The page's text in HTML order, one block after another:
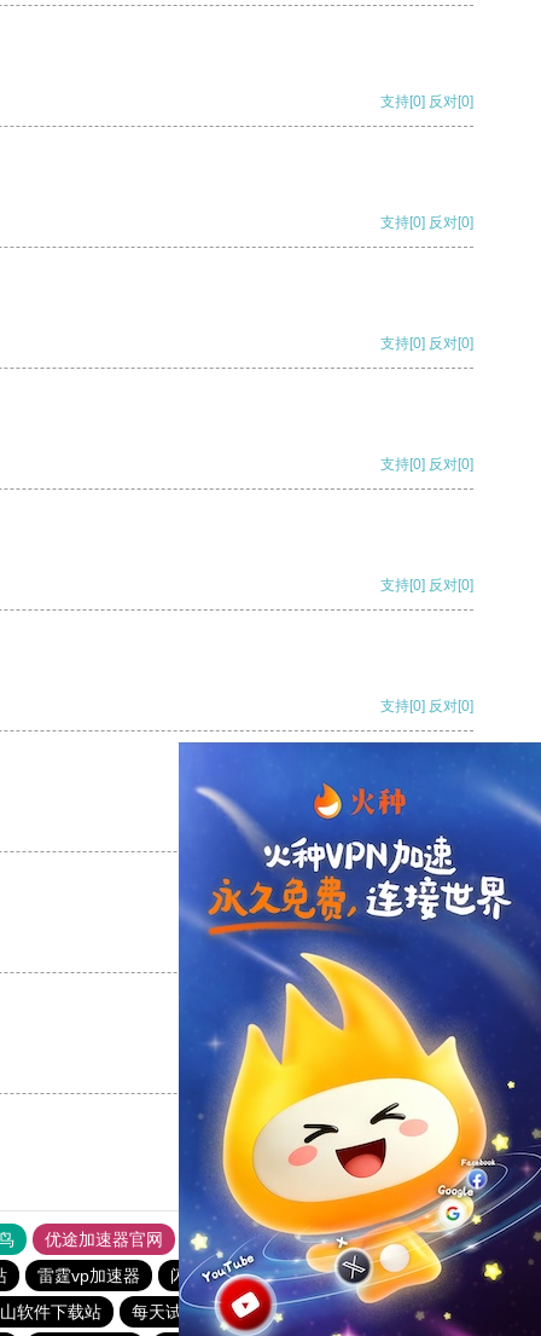
支持[0] 反对[0]
支持[0] 反对[0]
支持[0] 反对[0]
支持[0] 反对[0]
支持[0] 反对[0]
支持[0] 反对[0]
反对
反对[0]
优途加速器官网 风驰加速器 旋风加速器
八戒看书
雷霆vp加速器 闪电猫加速器
快橙加速器
软件下载站
每天试用一小时加速器 油管加速器